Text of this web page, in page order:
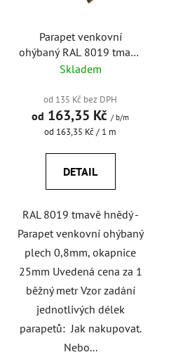
Parapet venkovní
ohýbaný RAL 8019 tmavě
hnědý
Skladem
od 135 Kč bez DPH
od 163,35 Kč / b/m
Měrná
od 163,35 Kč / 1 m
DETAIL
RAL 8019 tmavě hnědý -
Parapet venkovní ohýbaný
plech 0,8mm, okapnice
25mm Uvedená cena za 1
běžný metr Vzor zadání
jednotlivých délek
parapetů: Jak nakupovat.
Nebo...